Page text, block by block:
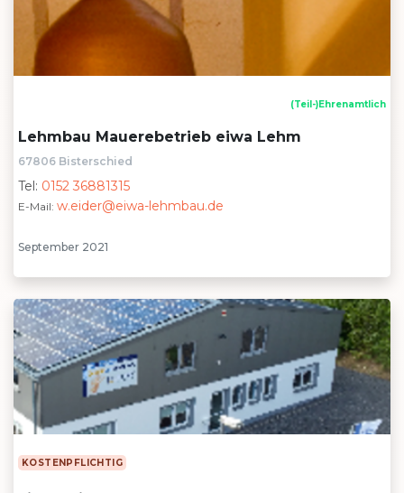
(Teil-)Ehrenamtlich
Lehmbau Mauerebetrieb eiwa Lehm
67806 Bisterschied
Tel: 0152 36881315
E-Mail: w.eider@eiwa-lehmbau.de
September 2021
KOSTENPFLICHTIG